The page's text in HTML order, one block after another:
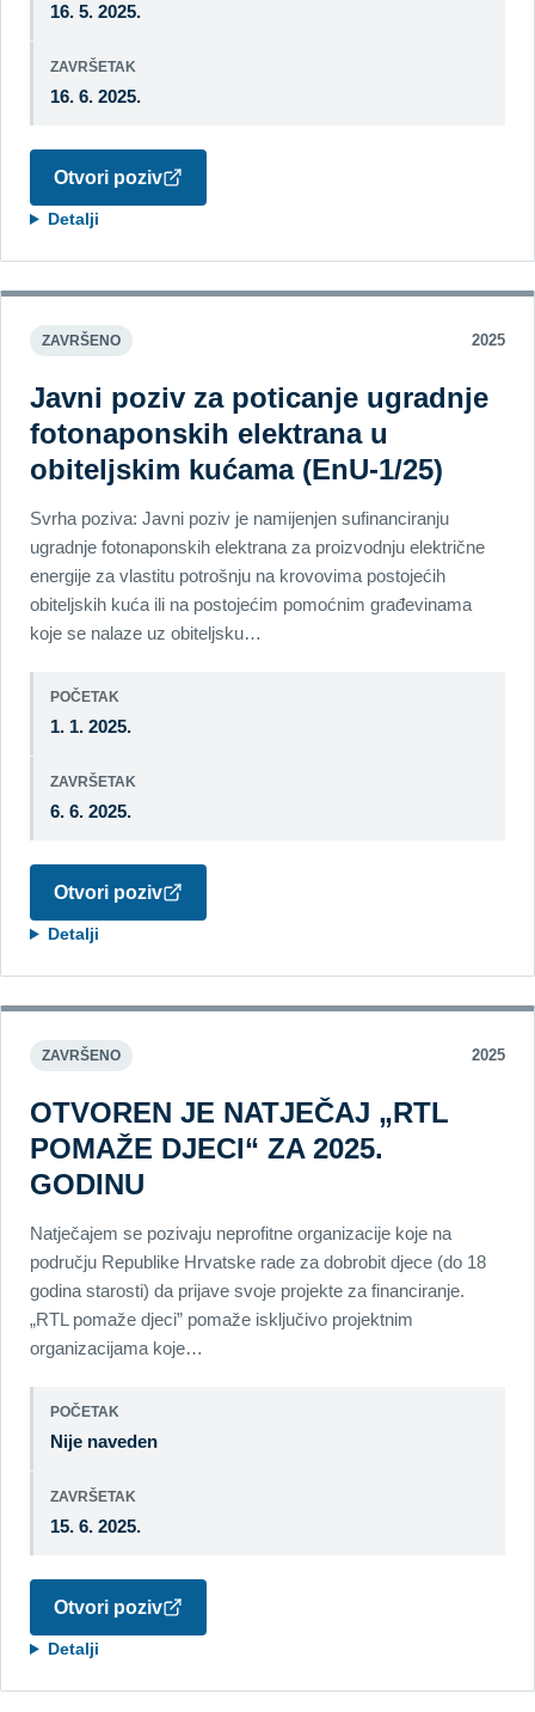
16. 5. 2025.
ZAVRŠETAK
16. 6. 2025.
Otvori poziv
Detalji
ZAVRŠENO 2025
Javni poziv za poticanje ugradnje
fotonaponskih elektrana u
obiteljskim kućama (EnU-1/25)
Svrha poziva: Javni poziv je namijenjen sufinanciranju
ugradnje fotonaponskih elektrana za proizvodnju električne
energije za vlastitu potrošnju na krovovima postojećih
obiteljskih kuća ili na postojećim pomoćnim građevinama
koje se nalaze uz obiteljsku…
POČETAK
1. 1. 2025.
ZAVRŠETAK
6. 6. 2025.
Otvori poziv
Detalji
ZAVRŠENO 2025
OTVOREN JE NATJEČAJ „RTL
POMAŽE DJECI“ ZA 2025.
GODINU
Natječajem se pozivaju neprofitne organizacije koje na
području Republike Hrvatske rade za dobrobit djece (do 18
godina starosti) da prijave svoje projekte za financiranje.
„RTL pomaže djeci” pomaže isključivo projektnim
organizacijama koje…
POČETAK
Nije naveden
ZAVRŠETAK
15. 6. 2025.
Otvori poziv
Detalji